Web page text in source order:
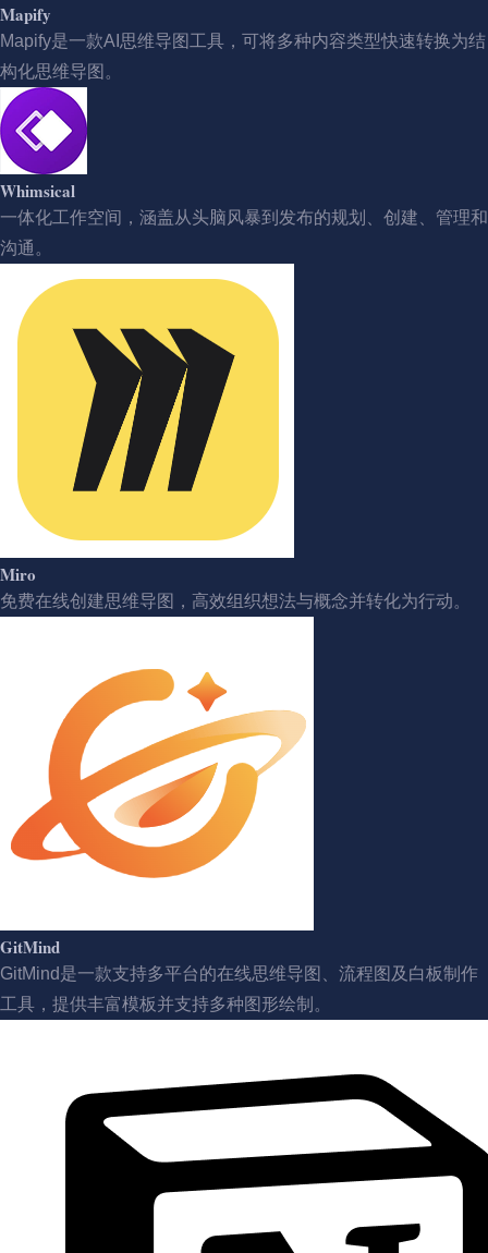
Mapify
Mapify是一款AI思维导图工具，可将多种内容类型快速转换为结
构化思维导图。
Whimsical
一体化工作空间，涵盖从头脑风暴到发布的规划、创建、管理和
沟通。
Miro
免费在线创建思维导图，高效组织想法与概念并转化为行动。
GitMind
GitMind是一款支持多平台的在线思维导图、流程图及白板制作
工具，提供丰富模板并支持多种图形绘制。